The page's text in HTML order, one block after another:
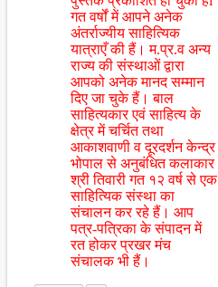
गत वर्षों में आपने अनेक
अंतर्राज्यीय साहित्यिक
यात्राएँ की हैं। म.प्र.व अन्य
राज्य की संस्थाओं द्वारा
आपको अनेक मानद सम्मान
दिए जा चुके हैं। बाल
साहित्यकार एवं साहित्य के
क्षेत्र में चर्चित तथा
आकाशवाणी व दूरदर्शन केन्द्र
भोपाल से अनुबंधित कलाकार
श्री तिवारी गत १२ वर्ष से एक
साहित्यिक संस्था का
संचालन कर रहे हैं। आप
पत्र-पत्रिका के संपादन में
रत होकर प्रखर मंच
संचालक भी हैं।